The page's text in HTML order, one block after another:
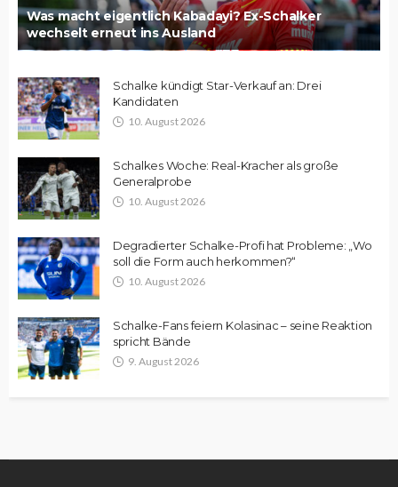
Was macht eigentlich Kabadayi? Ex-Schalker
wechselt erneut ins Ausland
Schalke kündigt Star-Verkauf an: Drei
Kandidaten
10. August 2026
Schalkes Woche: Real-Kracher als große
Generalprobe
10. August 2026
Degradierter Schalke-Profi hat Probleme: „Wo
soll die Form auch herkommen?“
10. August 2026
Schalke-Fans feiern Kolasinac – seine Reaktion
spricht Bände
9. August 2026